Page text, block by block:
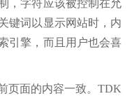
字符应该被控制在允
键词以显示网站时，内
引擎，而且用户也会喜
面的内容一致。TDK